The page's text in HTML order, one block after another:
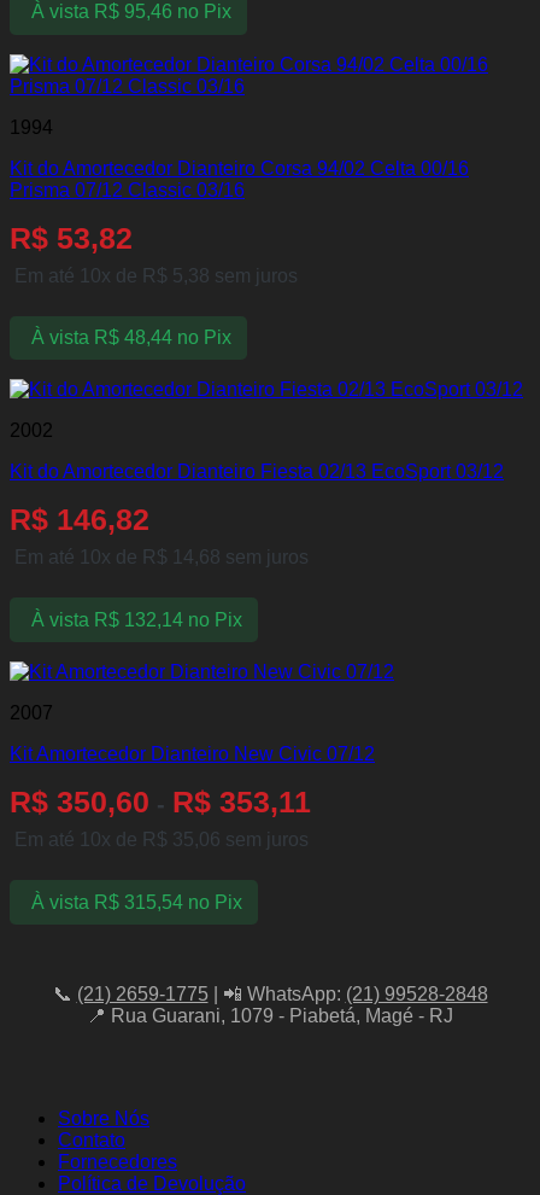
À vista R$95,46 no Pix
1994
Kit do Amortecedor Dianteiro Corsa 94/02 Celta 00/16
Prisma 07/12 Classic 03/16
R$ 53,82
Em até 10x de R$ 5,38 sem juros
À vista R$48,44 no Pix
2002
Kit do Amortecedor Dianteiro Fiesta 02/13 EcoSport 03/12
R$ 146,82
Em até 10x de R$ 14,68 sem juros
À vista R$132,14 no Pix
2007
Kit Amortecedor Dianteiro New Civic 07/12
R$ 350,60 - R$ 353,11
Em até 10x de R$ 35,06 sem juros
À vista R$315,54 no Pix
📞 (21) 2659-1775| 📲 WhatsApp: (21) 99528-2848
📍 Rua Guarani, 1079 - Piabetá, Magé - RJ
Sobre Nós
Contato
Fornecedores
Política de Devolução